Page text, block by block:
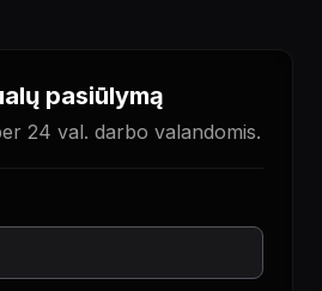
pasiūlymą
24 val. darbo valandomis.